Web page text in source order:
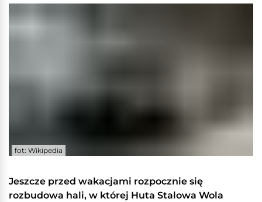
fot: Wikipedia
Jeszcze przed wakacjami rozpocznie się
rozbudowa hali, w której Huta Stalowa Wola